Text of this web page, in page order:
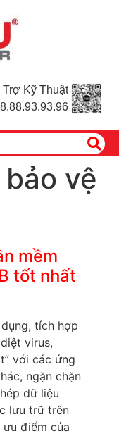
Trợ Kỹ Thuật
vệ
mềm
tốt nhất
tích hợp
virus,
với các ứng
ngặn chặn
dữ liệu
lưu trữ trên
ưu điểm của